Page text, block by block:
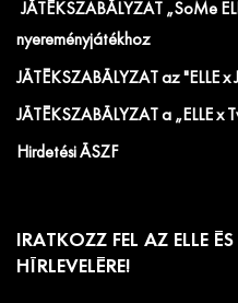
JÁTÉKSZABÁLYZAT „SoMe
nyereményjátékhoz
JÁTÉKSZABÁLYZAT az "ELLE
JÁTÉKSZABÁLYZAT a „ELLE
Hirdetési ÁSZF
IRATKOZZ FEL AZ ELLE
HÍRLEVELÉRE!